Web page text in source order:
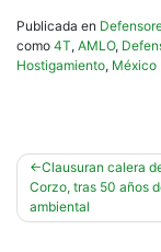
Publicada en
como 4T, AMLO,
Hostigamiento, México
de
entradas
Clausuran calera
Corzo, tras 50 años
ambiental